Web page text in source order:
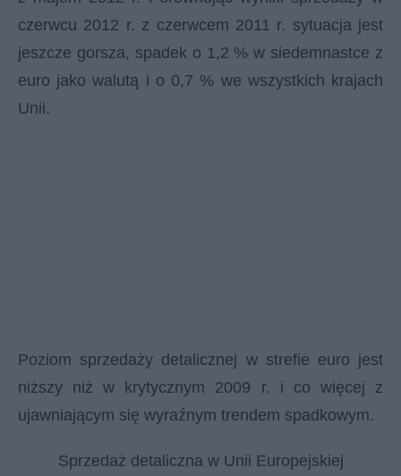
czerwcu 2012 r. z czerwcem 2011 r. sytuacja jest
jeszcze gorsza, spadek o 1,2 % w siedemnastce z
euro jako walutą i o 0,7 % we wszystkich krajach
Unii.
Poziom sprzedaży detalicznej w strefie euro jest
niższy niż w krytycznym 2009 r. i co więcej z
ujawniającym się wyraźnym trendem spadkowym.
Sprzedaż detaliczna w Unii Europejskiej